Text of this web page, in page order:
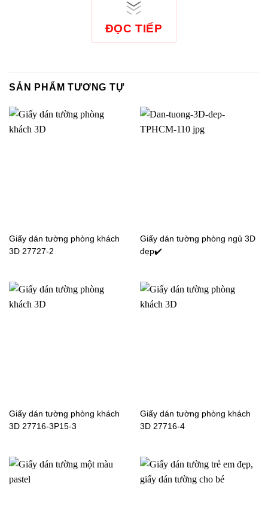
85089-1
Giấy dán tường giả gạch
Giấy dán tường phòng
ĐỌC TIẾP
SẢN PHẨM TƯƠNG TỰ
Giấy dán tường phòng khách
3D 27727-2
Giấy dán tường phòng ngủ 3D
đẹp✔️
Giấy dán tường phòng khách
3D 27716-3P15-3
Giấy dán tường phòng khách
3D 27716-4